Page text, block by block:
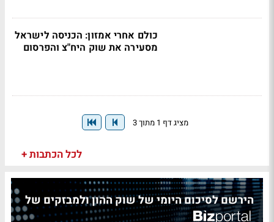
כולם אחרי אמזון: הכניסה לישראל
מסעירה את שוק היח"צ והפרסום
מציג דף 1 מתוך 3
לכל הכתבות +
הירשם לסיכום היומי של שוק ההון ולמבזקים של